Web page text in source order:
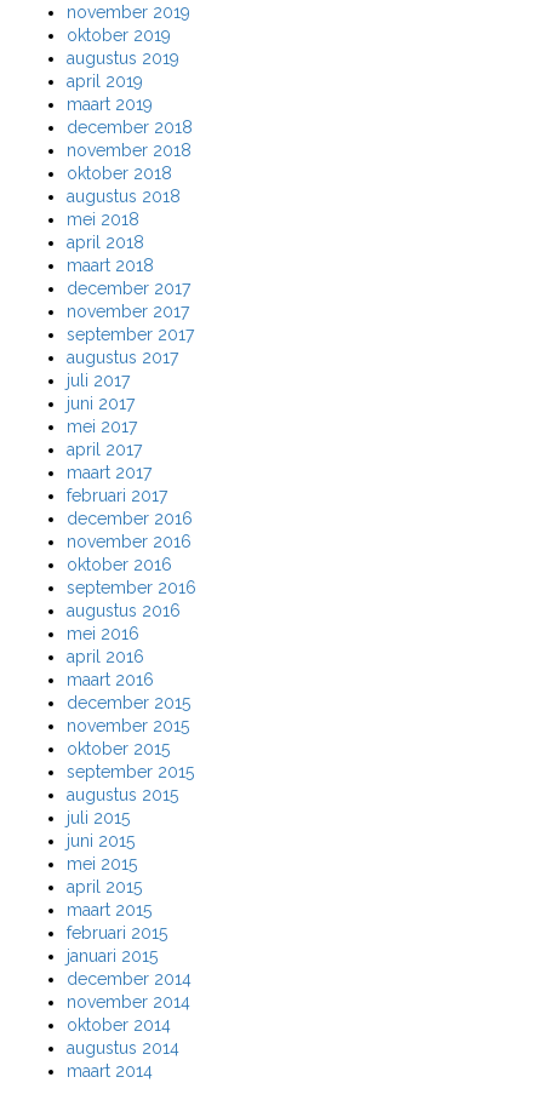
november 2019
oktober 2019
augustus 2019
april 2019
maart 2019
december 2018
november 2018
oktober 2018
augustus 2018
mei 2018
april 2018
maart 2018
december 2017
november 2017
september 2017
augustus 2017
juli 2017
juni 2017
mei 2017
april 2017
maart 2017
februari 2017
december 2016
november 2016
oktober 2016
september 2016
augustus 2016
mei 2016
april 2016
maart 2016
december 2015
november 2015
oktober 2015
september 2015
augustus 2015
juli 2015
juni 2015
mei 2015
april 2015
maart 2015
februari 2015
januari 2015
december 2014
november 2014
oktober 2014
augustus 2014
maart 2014